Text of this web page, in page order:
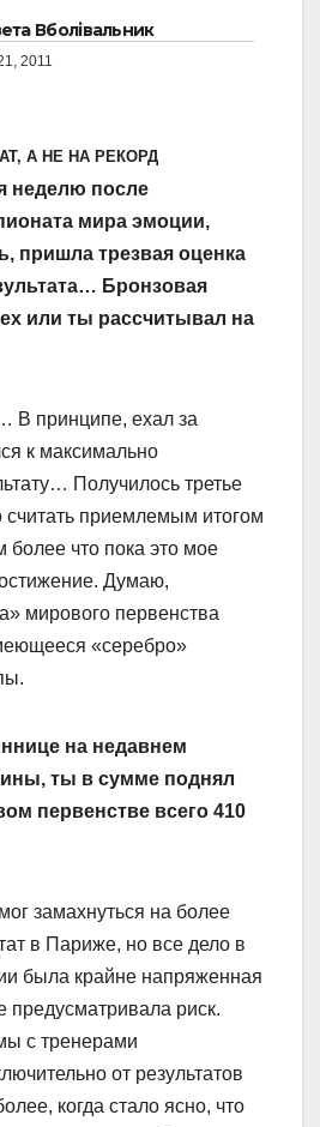
Вболівальник
2011
А НЕ НА РЕКОРД
неделю после
мира эмоции,
пришла трезвая оценка
Бронзовая
или ты рассчитывал на
В принципе, ехал за
к максимально
Получилось третье
считать приемлемым итогом
более что пока это мое
Думаю,
мирового первенства
«серебро»
на недавнем
ты в сумме поднял
первенстве всего 410
замахнуться на более
в Париже, но все дело в
была крайне напряженная
предусматривала риск.
с тренерами
от результатов
когда стало ясно, что